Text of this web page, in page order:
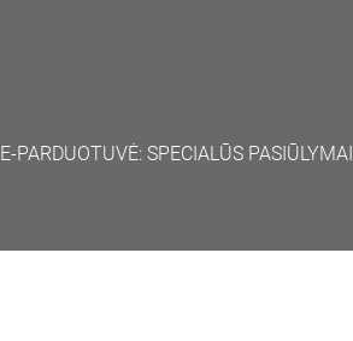
E-PARDUOTUVĖ: SPECIALŪS PASIŪLYMAI